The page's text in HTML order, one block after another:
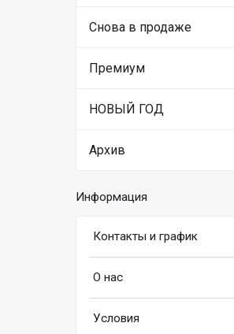
Снова в продаже
Премиум
НОВЫЙ ГОД
Архив
Информация
Контакты и график
О нас
Условия